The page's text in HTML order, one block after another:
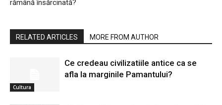
rămână însărcinată?
RELATED ARTICLES MORE FROM AUTHOR
Cultura
Ce credeau civilizatiile antice ca se
afla la marginile Pamantului?